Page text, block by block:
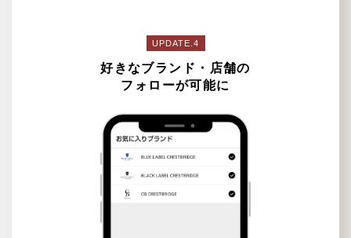
UPDATE.4
好きなブランド・店舗の
フォローが可能に